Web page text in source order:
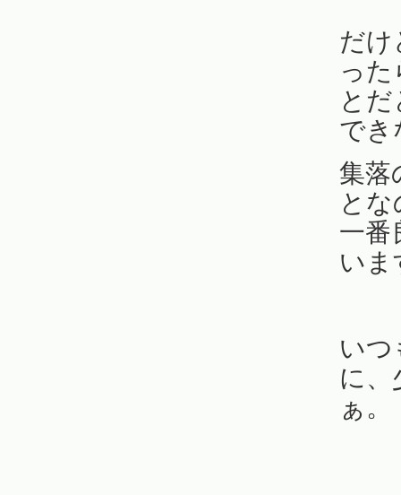
だけ
っ
と
でき
集落
と
一番
いま
いつ
に、
ぁ。